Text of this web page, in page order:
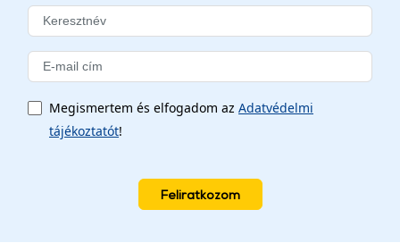
Megismertem és elfogadom az Adatvédelmi
tájékoztatót!
Feliratkozom